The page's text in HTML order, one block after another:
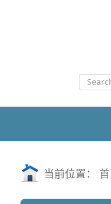
当前位置：